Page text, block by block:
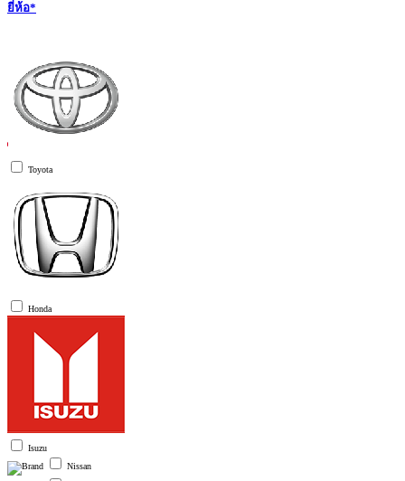
ยี่ห้อ*
Toyota
Honda
Isuzu
Nissan